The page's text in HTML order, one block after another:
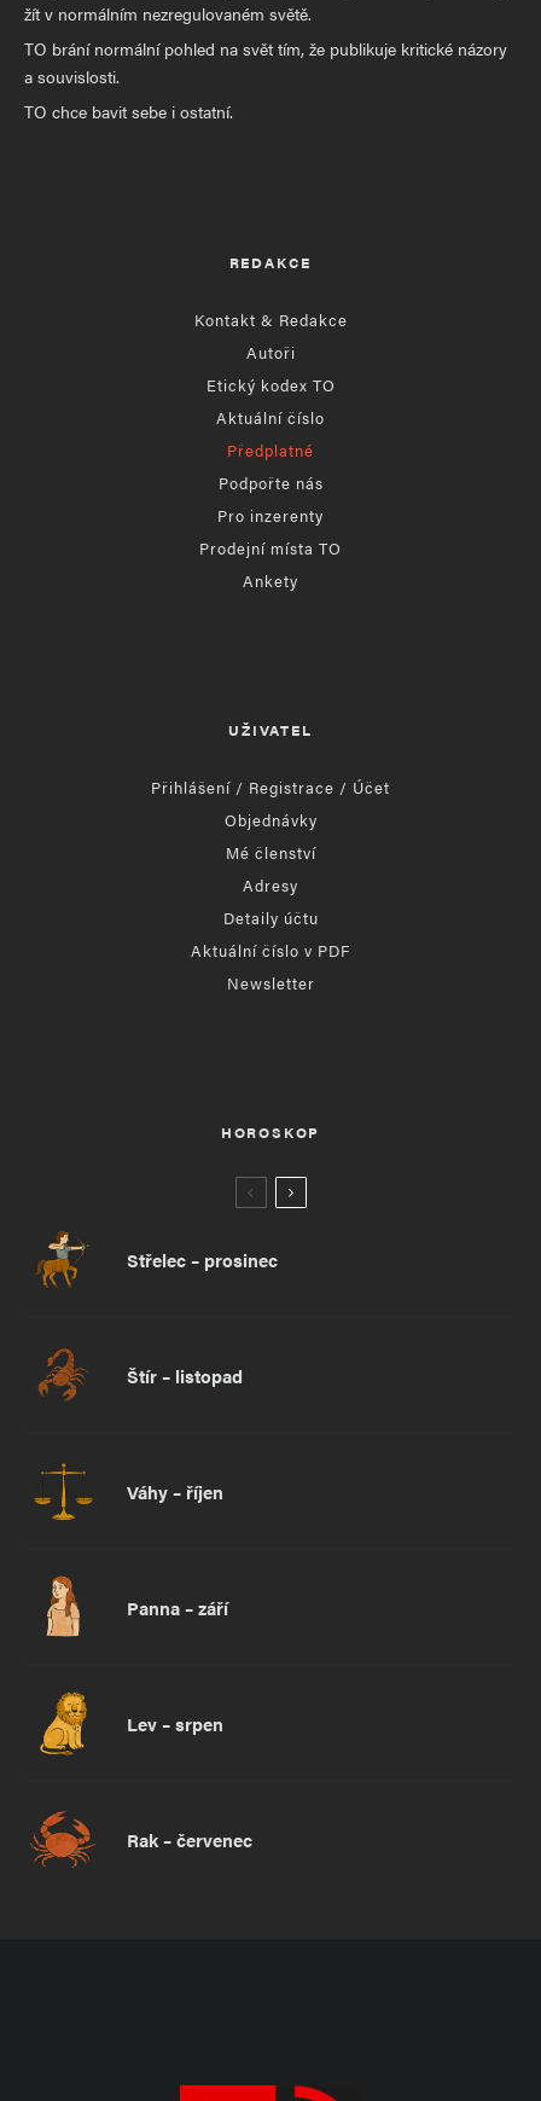
žít v normálním nezregulovaném světě.
TO brání normální pohled na svět tím, že publikuje kritické názory
a souvislosti.
TO chce bavit sebe i ostatní.
REDAKCE
Kontakt & Redakce
Autoři
Etický kodex TO
Aktuální číslo
Předplatné
Podpořte nás
Pro inzerenty
Prodejní místa TO
Ankety
UŽIVATEL
Přihlášení / Registrace / Účet
Objednávky
Mé členství
Adresy
Detaily účtu
Aktuální číslo v PDF
Newsletter
HOROSKOP
Střelec – prosinec
Štír – listopad
Váhy – říjen
Panna – září
Lev – srpen
Rak – červenec